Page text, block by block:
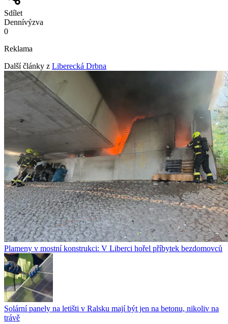
Sdílet
Dennívýzva
0
Reklama
Další články z Liberecká Drbna
Plameny v mostní konstrukci: V Liberci hořel příbytek bezdomovců
Solární panely na letišti v Ralsku mají být jen na betonu, nikoliv na
trávě